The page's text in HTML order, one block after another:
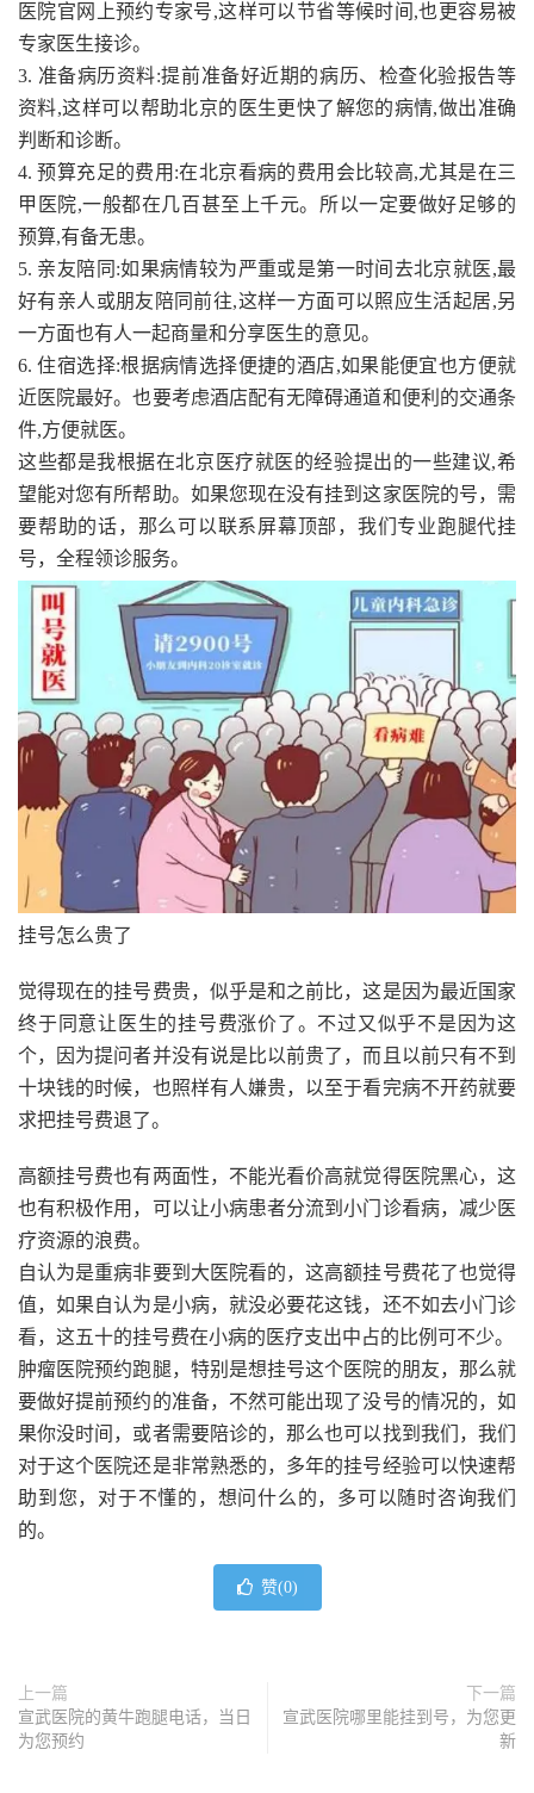
医院官网上预约专家号,这样可以节省等候时间,也更容易被
专家医生接诊。
3. 准备病历资料:提前准备好近期的病历、检查化验报告等
资料,这样可以帮助北京的医生更快了解您的病情,做出准确
判断和诊断。
4. 预算充足的费用:在北京看病的费用会比较高,尤其是在三
甲医院,一般都在几百甚至上千元。所以一定要做好足够的
预算,有备无患。
5. 亲友陪同:如果病情较为严重或是第一时间去北京就医,最
好有亲人或朋友陪同前往,这样一方面可以照应生活起居,另
一方面也有人一起商量和分享医生的意见。
6. 住宿选择:根据病情选择便捷的酒店,如果能便宜也方便就
近医院最好。也要考虑酒店配有无障碍通道和便利的交通条
件,方便就医。
这些都是我根据在北京医疗就医的经验提出的一些建议,希
望能对您有所帮助。如果您现在没有挂到这家医院的号，需
要帮助的话，那么可以联系屏幕顶部，我们专业跑腿代挂
号，全程领诊服务。
挂号怎么贵了
觉得现在的挂号费贵，似乎是和之前比，这是因为最近国家
终于同意让医生的挂号费涨价了。不过又似乎不是因为这
个，因为提问者并没有说是比以前贵了，而且以前只有不到
十块钱的时候，也照样有人嫌贵，以至于看完病不开药就要
求把挂号费退了。
高额挂号费也有两面性，不能光看价高就觉得医院黑心，这
也有积极作用，可以让小病患者分流到小门诊看病，减少医
疗资源的浪费。
自认为是重病非要到大医院看的，这高额挂号费花了也觉得
值，如果自认为是小病，就没必要花这钱，还不如去小门诊
看，这五十的挂号费在小病的医疗支出中占的比例可不少。
肿瘤医院预约跑腿，特别是想挂号这个医院的朋友，那么就
要做好提前预约的准备，不然可能出现了没号的情况的，如
果你没时间，或者需要陪诊的，那么也可以找到我们，我们
对于这个医院还是非常熟悉的，多年的挂号经验可以快速帮
助到您，对于不懂的，想问什么的，多可以随时咨询我们
的。
赞(0)
上一篇
宣武医院的黄牛跑腿电话，当日
为您预约
下一篇
宣武医院哪里能挂到号，为您更
新